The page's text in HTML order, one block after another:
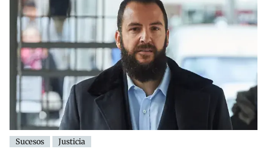
Sucesos Justicia